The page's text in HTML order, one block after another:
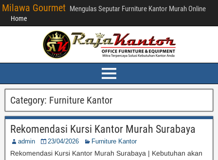
Milawa Gourmet Mengulas Seputar Furniture Kantor Murah Online
Home
Category: Furniture Kantor
Rekomendasi Kursi Kantor Murah Surabaya
admin 23/04/2026 Furniture Kantor
Rekomendasi Kursi Kantor Murah Surabaya | Kebutuhan akan